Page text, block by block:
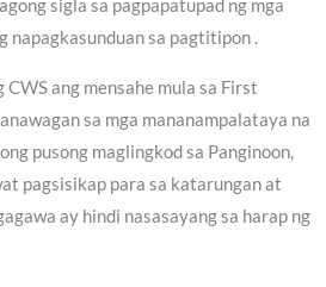
sigla sa pagpapatupad ng mga
napagkasunduan sa pagtitipon .
ang mensahe mula sa First
sa mga mananampalataya na
pusong maglingkod sa Panginoon,
pagsisikap para sa katarungan at
ay hindi nasasayang sa harap ng